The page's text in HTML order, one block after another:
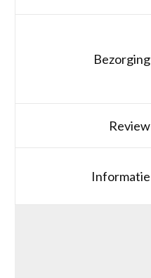
Bezorging
Review
Informatie